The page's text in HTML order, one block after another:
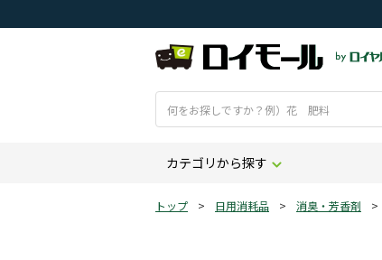
カテゴリから探す
トップ > 日用消耗品 > 消臭・芳香剤 >